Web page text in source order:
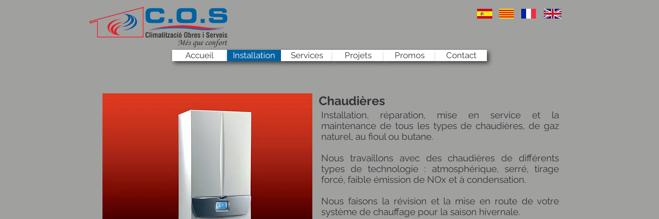
Accueil Installation Services Projets Promos Contact
Chaudières
Installation, réparation, mise en service et la
maintenance de tous les types de chaudières, de gaz
naturel, au fioul ou butane.
Nous travaillons avec des chaudières de différents
types de technologie : atmosphérique, serré, tirage
forcé, faible émission de NOx et à condensation.
Nous faisons la révision et la mise en route de votre
système de chauffage pour la saison hivernale.